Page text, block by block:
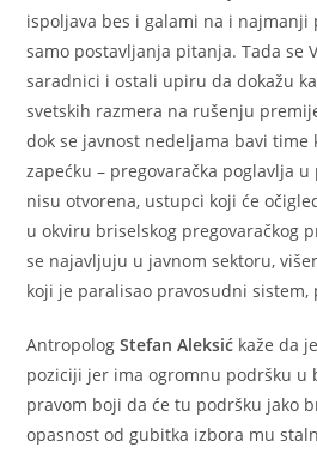
ispoljava bes i galami na i najmanji
samo postavljanja pitanja. Tada se
saradnici i ostali upiru da dokažu
svetskih razmera na rušenju
dok se javnost nedeljama bavi time
zapećku – pregovaračka poglavlja u
nisu otvorena, ustupci koji će
u okviru briselskog pregovaračkog
se najavljuju u javnom sektoru,
koji je paralisao pravosudni sistem,
AntropologStefan Aleksić kaže da
poziciji jer ima ogromnu podršku u
pravom boji da će tu podršku jako
opasnost od gubitka izbora mu